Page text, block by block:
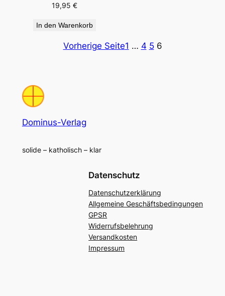
19,95€
In den Warenkorb
Vorherige Seite1 … 4 5 6
Dominus-Verlag
solide – katholisch – klar
Datenschutz
Datenschutzerklärung
Allgemeine Geschäftsbedingungen
GPSR
Widerrufsbelehrung
Versandkosten
Impressum